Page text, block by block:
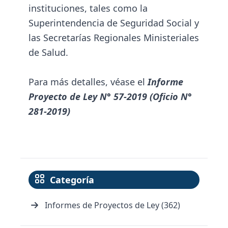
instituciones, tales como la
Superintendencia de Seguridad Social y
las Secretarías Regionales Ministeriales
de Salud.
Para más detalles, véase elInforme
Proyecto de Ley N° 57-2019 (Oficio N°
281-2019)
Categoría
Informes de Proyectos de Ley (362)